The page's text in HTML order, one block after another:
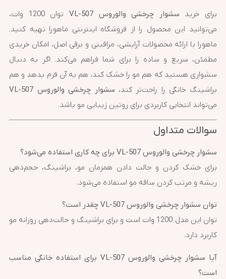
برای خرید سشوار چرخشی والوروس VL-507
توان 1200 وات،
می‌توانید این محصول را از فروشگاه اینترنتی ماهورا تهیه کنید.
ماهورا با ارائه محصولات آرایشی، مراقبتی و برقی اصل، امکان خریدی
مطمئن، سریع و ساده را برای شما فراهم می‌کند. اگر به دنبال
سشواری هستید که هم مو را خشک کند، هم به آن فرم بدهد و هم
براشینگ خانگی را راحت‌تر کند، سشوار چرخشی والوروس VL-507
می‌تواند انتخابی کاربردی برای روتین زیبایی مو باشد.
سوالات متداول
سشوار چرخشی والوروس VL-507 برای چه کاری استفاده می‌شود؟
برای خشک کردن و حالت دادن همزمان مو، براشینگ، حجم‌دهی
ریشه و مرتب کردن ساقه مو استفاده می‌شود.
توان سشوار چرخشی والوروس VL-507 چقدر است؟
توان این مدل 1200 وات است و برای براشینگ و حالت‌دهی روزانه مو
کاربرد دارد.
آیا سشوار چرخشی والوروس VL-507 برای استفاده خانگی مناسب
است؟